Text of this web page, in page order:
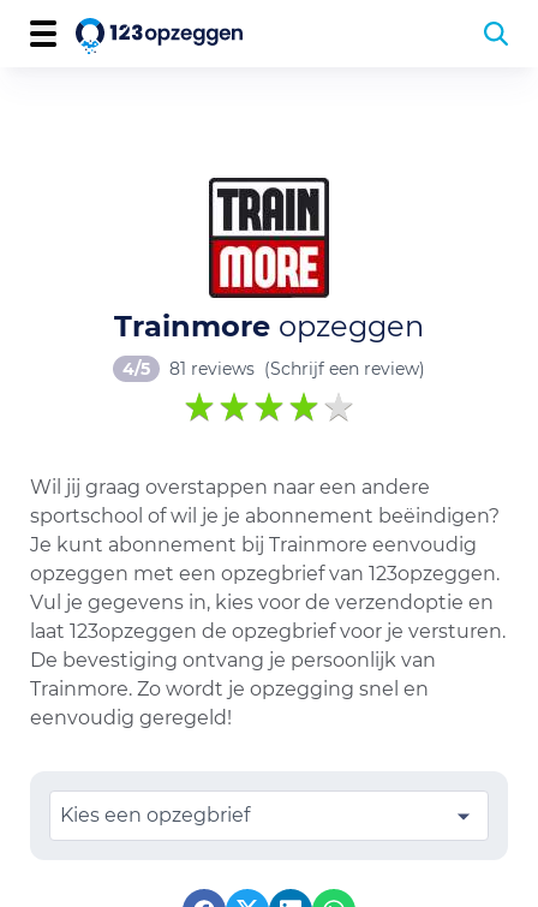
Trainmore opzeggen
4/5 81 reviews (Schrijf een review)
Wil jij graag overstappen naar een andere
sportschool of wil je je abonnement beëindigen?
Je kunt abonnement bij Trainmore eenvoudig
opzeggen met een opzegbrief van 123opzeggen.
Vul je gegevens in, kies voor de verzendoptie en
laat 123opzeggen de opzegbrief voor je versturen.
De bevestiging ontvang je persoonlijk van
Trainmore. Zo wordt je opzegging snel en
eenvoudig geregeld!
Kies een opzegbrief